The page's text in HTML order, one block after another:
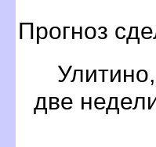
Прогноз
две